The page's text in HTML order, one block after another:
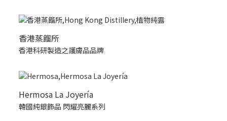
香港蒸餾所
香港科研製造之護膚品品牌
Hermosa La Joyería
韓國純銀飾品 閃耀亮麗系列